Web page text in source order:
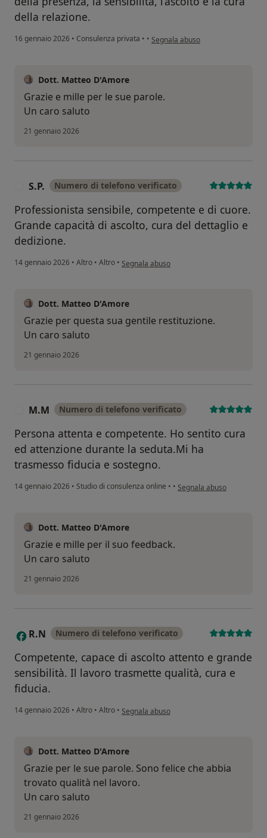
della relazione.
16 gennaio 2026 • Consulenza privata • • secondo l'opinione dell'utente V.L.
Segnala abuso
Dott. Matteo D'Amore
Grazie e mille per le sue parole.
Un caro saluto
21 gennaio 2026
S.P. Numero di telefono verificato
Professionista sensibile, competente e di cuore.
Grande capacità di ascolto, cura del dettaglio e
dedizione.
14 gennaio 2026 • Altro • Altro • secondo l'opinione dell'utente S.P.
Segnala abuso
Dott. Matteo D'Amore
Grazie per questa sua gentile restituzione.
Un caro saluto
21 gennaio 2026
M.M Numero di telefono verificato
Persona attenta e competente. Ho sentito cura
ed attenzione durante la seduta.Mi ha
trasmesso fiducia e sostegno.
14 gennaio 2026 • Studio di consulenza online • • secondo l'opinione
Segnala abuso
Dott. Matteo D'Amore
Grazie e mille per il suo feedback.
Un caro saluto
21 gennaio 2026
R R.N Numero di telefono verificato
Competente, capace di ascolto attento e grande
sensibilità. Il lavoro trasmette qualità, cura e
fiducia.
14 gennaio 2026 • Altro • Altro • secondo l'opinione dell'utente R.N
Segnala abuso
Dott. Matteo D'Amore
Grazie per le sue parole. Sono felice che abbia
trovato qualità nel lavoro.
Un caro saluto
21 gennaio 2026